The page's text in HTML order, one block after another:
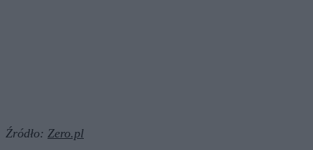
Źródło: Zero.pl